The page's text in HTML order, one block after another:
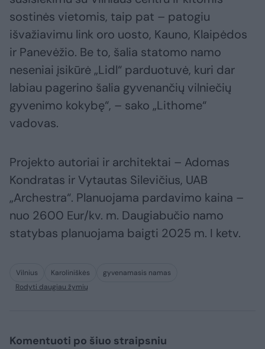
sostinės vietomis, taip pat – patogiu
išvažiavimu link oro uosto, Kauno, Klaipėdos
ir Panevėžio. Be to, šalia statomo namo
neseniai įsikūrė „Lidl“ parduotuvė, kuri dar
labiau pagerino šalia gyvenančių vilniečių
gyvenimo kokybę“, – sako „Lithome“
vadovas.
Projekto autoriai ir architektai – Adomas
Kondratas ir Vytautas Silevičius, UAB
„Archestra“. Planuojama pardavimo kaina –
nuo 2600 Eur/kv. m. Daugiabučio namo
statybas planuojama baigti 2025 m. I ketv.
Vilnius Karoliniškės
gyvenamasis namas
Rodyti daugiau žymių
Komentuoti po šiuo straipsniu